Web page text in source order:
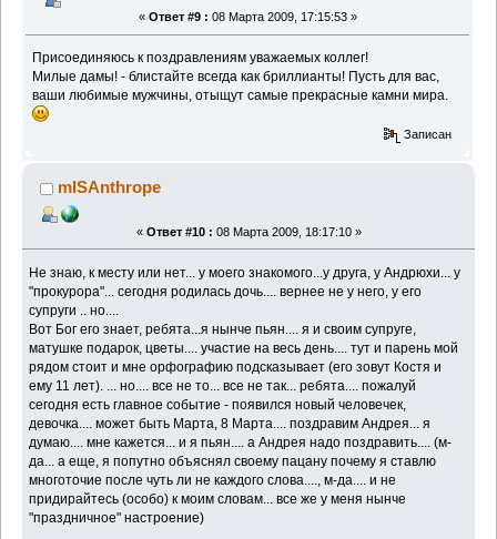
« Ответ #9 : 08 Марта 2009, 17:15:53 »
Присоединяюсь к поздравлениям уважаемых коллег!
Милые дамы! - блистайте всегда как бриллианты! Пусть для вас,
ваши любимые мужчины, отыщут самые прекрасные камни мира.
Записан
mISAnthrope
« Ответ #10 : 08 Марта 2009, 18:17:10 »
Не знаю, к месту или нет... у моего знакомого...у друга, у Андрюхи... у
"прокурора"... сегодня родилась дочь.... вернее не у него, у его
супруги .. но....
Вот Бог его знает, ребята...я нынче пьян.... я и своим супруге,
матушке подарок, цветы.... участие на весь день.... тут и парень мой
рядом стоит и мне орфографию подсказывает (его зовут Костя и
ему 11 лет). ... но.... все не то... все не так... ребята.... пожалуй
сегодня есть главное событие - появился новый человечек,
девочка.... может быть Марта, 8 Марта.... поздравим Андрея... я
думаю.... мне кажется... и я пьян.... а Андрея надо поздравить.... (м-
да... а еще, я попутно объяснял своему пацану почему я ставлю
многоточие после чуть ли не каждого слова...., м-да.... и не
придирайтесь (особо) к моим словам... все же у меня нынче
"праздничное" настроение)